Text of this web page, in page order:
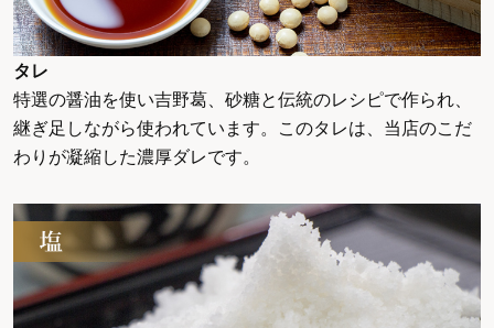
タレ
特選の醤油を使い吉野葛、砂糖と伝統のレシピで作られ、
継ぎ足しながら使われています。このタレは、当店のこだ
わりが凝縮した濃厚ダレです。